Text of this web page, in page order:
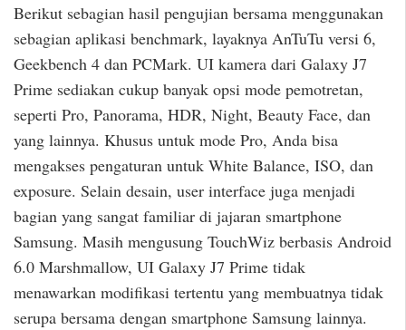
Berikut sebagian hasil pengujian bersama menggunakan
sebagian aplikasi benchmark, layaknya AnTuTu versi 6,
Geekbench 4 dan PCMark. UI kamera dari Galaxy J7
Prime sediakan cukup banyak opsi mode pemotretan,
seperti Pro, Panorama, HDR, Night, Beauty Face, dan
yang lainnya. Khusus untuk mode Pro, Anda bisa
mengakses pengaturan untuk White Balance, ISO, dan
exposure. Selain desain, user interface juga menjadi
bagian yang sangat familiar di jajaran smartphone
Samsung. Masih mengusung TouchWiz berbasis Android
6.0 Marshmallow, UI Galaxy J7 Prime tidak
menawarkan modifikasi tertentu yang membuatnya tidak
serupa bersama dengan smartphone Samsung lainnya.